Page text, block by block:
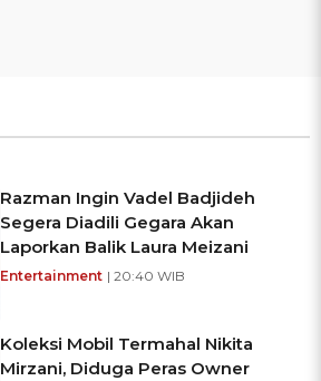
Razman Ingin Vadel Badjideh
Segera Diadili Gegara Akan
Laporkan Balik Laura Meizani
Entertainment | 20:40 WIB
Koleksi Mobil Termahal Nikita
Mirzani, Diduga Peras Owner